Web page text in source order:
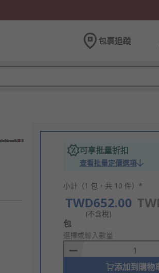
包裹追蹤
可享批量折扣
查看批量定價選項
小計（1 包，共 10 件）*
TWD652.00
(不含稅)
Add
to
Basket
包
選擇或輸入數量
添加到購物